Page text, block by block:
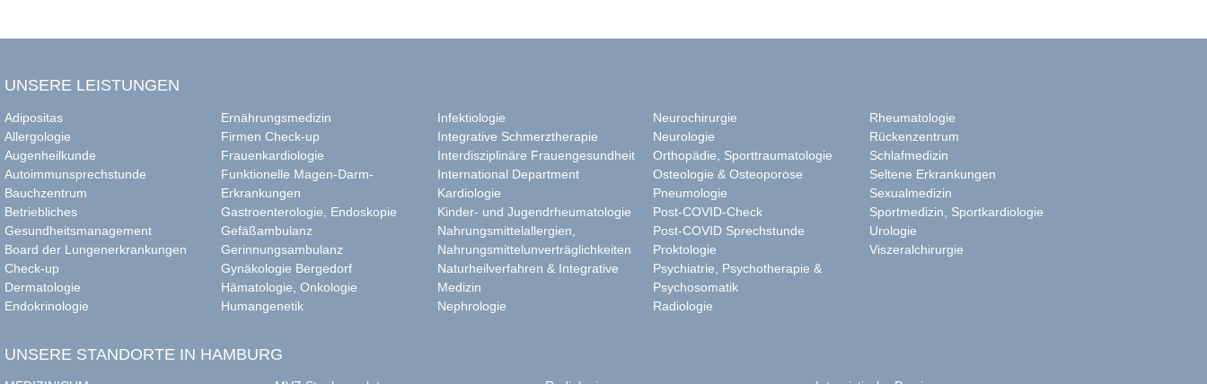
UNSERE LEISTUNGEN
Adipositas
Allergologie
Augenheilkunde
Autoimmunsprechstunde
Bauchzentrum
Betriebliches
Gesundheitsmanagement
Board der Lungenerkrankungen
Check-up
Dermatologie
Endokrinologie
Ernährungsmedizin
Firmen Check-up
Frauenkardiologie
Funktionelle Magen-Darm-
Erkrankungen
Gastroenterologie, Endoskopie
Gefäßambulanz
Gerinnungsambulanz
Gynäkologie Bergedorf
Hämatologie, Onkologie
Humangenetik
Infektiologie
Integrative Schmerztherapie
Interdisziplinäre Frauengesundheit
International Department
Kardiologie
Kinder- und Jugendrheumatologie
Nahrungsmittelallergien,
Nahrungsmittelunverträglichkeiten
Naturheilverfahren & Integrative
Medizin
Nephrologie
Neurochirurgie
Neurologie
Orthopädie, Sporttraumatologie
Osteologie & Osteoporose
Pneumologie
Post-COVID-Check
Post-COVID Sprechstunde
Proktologie
Psychiatrie, Psychotherapie &
Psychosomatik
Radiologie
Rheumatologie
Rückenzentrum
Schlafmedizin
Seltene Erkrankungen
Sexualmedizin
Sportmedizin, Sportkardiologie
Urologie
Viszeralchirurgie
UNSERE STANDORTE IN HAMBURG